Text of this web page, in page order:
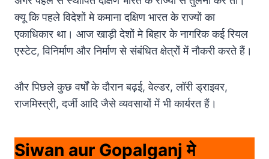
क्यू कि पहले विदेशों मे कमाना दक्षिण भारत के राज्यों का
एकाधिकार था। आज खाड़ी देशों मे बिहार के नागरिक कई रियल
एस्टेट, विनिर्माण और निर्माण से संबंधित क्षेत्रों में नौकरी करते हैं।
और पिछले कुछ वर्षों के दौरान बढ़ई, वेल्डर, लॉरी ड्राइवर,
राजमिस्त्री, दर्जी आदि जैसे व्यवसायों में भी कार्यरत हैं।
Siwan aur Gopalganj मे